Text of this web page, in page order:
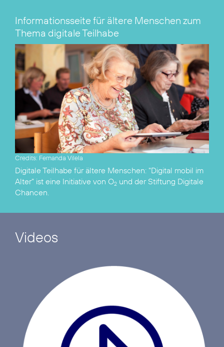
Informationsseite für ältere Menschen zum
Thema digitale Teilhabe
Credits: Fernanda Vilela
Digitale Teilhabe für ältere Menschen: "Digital mobil im
Alter" ist eine Initiative von O2 und derStiftung Digitale
Chancen.
Videos